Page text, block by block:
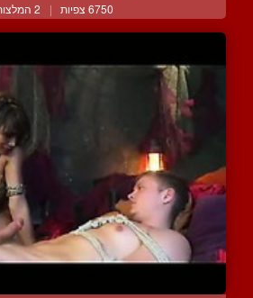
6750 צפיות | 2 המלצות